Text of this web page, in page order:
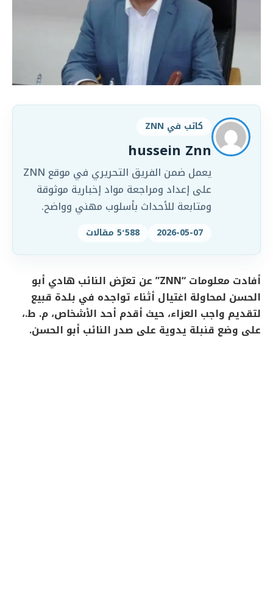
كاتب في ZNN
hussein Znn
يعمل ضمن الفريق التحريري في موقع ZNN
على إعداد ومراجعة مواد إخبارية موثوقة
ومتابعة للأحداث بأسلوب مهني وواضح.
2026-05-07 5٬588 مقالات
أفادت معلومات “ZNN” عن تعرّض النائب هادي أبو
الحسن لمحاولة اغتيال أثناء تواجده في بلدة قبيع
لتقديم واجب العزاء، حيث أقدم أحد الأشخاص، م. ط.،
على وضع قنبلة يدوية على صدر النائب أبو الحسن.